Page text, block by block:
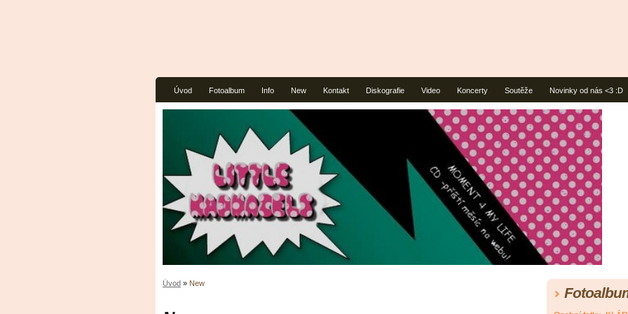
Úvod Fotoalbum Info New Kontakt Diskografie Video Koncerty Soutěže Novinky od nás <3 :D
Úvod » New